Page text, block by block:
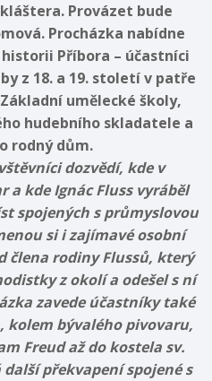
Provázet bude
Procházka nabídne
Příbora – účastníci
z 18. a 19. století v patře
umělecké školy,
hudebního skladatele a
rodný dům.
dozvědí, kde v
kde Ignác Fluss vyráběl
spojených s průmyslovou
si i zajímavé osobní
člena rodiny Flussů, který
z okolí a odešel s ní
zavede účastníky také
kolem bývalého pivovaru,
Freud až do kostela sv.
další překvapení spojené s